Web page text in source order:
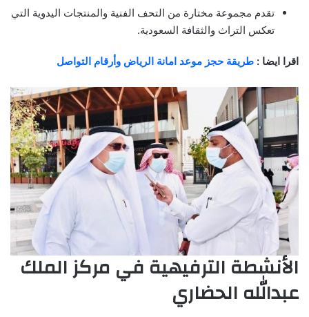
تقدم مجموعة مختارة من التحف الفنية والمنتجات اليدوية التي
تعكس التراث والثقافة السعودية.
اقرا ايضا : طريقة حجز موعد امانة الرياض وأرقام التواصل
الأنشطة الترفيهية في مركز الملك
عبدالله الحضاري